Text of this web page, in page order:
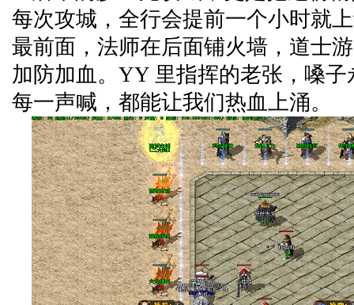
每次攻城，全行会提前一个小时就
最前面，法师在后面铺火墙，道士
加防加血。YY 里指挥的老张，嗓
每一声喊，都能让我们热血上涌。